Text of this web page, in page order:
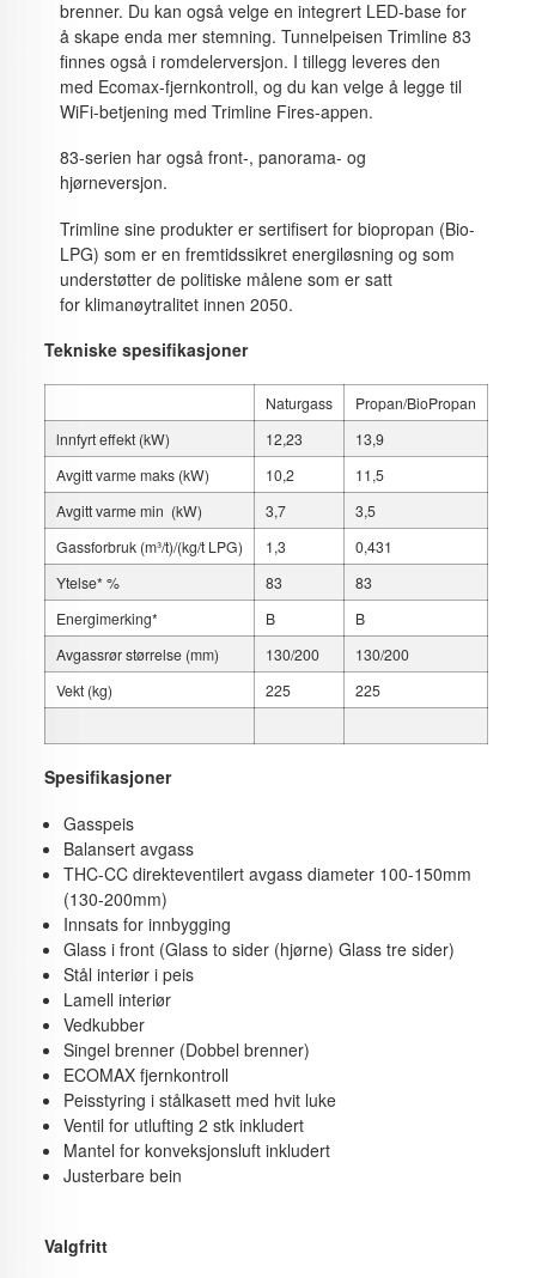
brenner. Du kan også velge en integrert LED-base for
å skape enda mer stemning. Tunnelpeisen Trimline 83
finnes også i romdelerversjon. I tillegg leveres den
med Ecomax-fjernkontroll, og du kan velge å legge til
WiFi-betjening med Trimline Fires-appen.
83-serien har også front-, panorama- og
hjørneversjon.
Trimline sine produkter er sertifisert for biopropan (Bio-
LPG) som er en fremtidssikret energiløsning og som
understøtter de politiske målene som er satt
for klimanøytralitet innen 2050.
Tekniske spesifikasjoner
Naturgass
Propan/BioPropan
lnnfyrt effekt (kW)
12,23
13,9
Avgitt varme maks (kW)
10,2
11,5
Avgitt varme min (kW)
3,7
3,5
Gassforbruk (m³/t)/(kg/t LPG)
1,3
0,431
Ytelse* %
83
83
Energimerking*
B
B
Avgassrør størrelse (mm)
130/200
130/200
Vekt (kg)
225 225
Spesifikasjoner
Gasspeis
Balansert avgass
THC-CC direkteventilert avgass diameter 100-150mm
(130-200mm)
Innsats for innbygging
Glass i front (Glass to sider (hjørne) Glass tre sider)
Stål interiør i peis
Lamell interiør
Vedkubber
Singel brenner (Dobbel brenner)
ECOMAX fjernkontroll
Peisstyring i stålkasett med hvit luke
Ventil for utlufting 2 stk inkludert
Mantel for konveksjonsluft inkludert
Justerbare bein
Valgfritt